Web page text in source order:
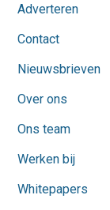
Adverteren
Contact
Nieuwsbrieven
Over ons
Ons team
Werken bij
Whitepapers